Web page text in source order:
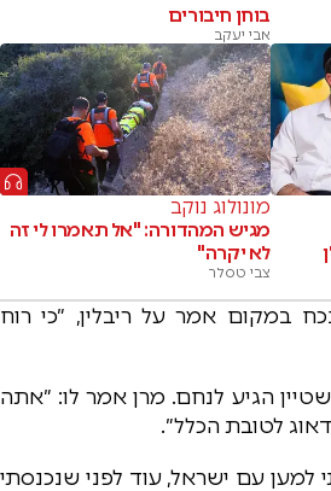
בוחן חיבורים
אבי יעקב
מונולוג נוקב
מגיש המהדורה: "אל תאמרו לי זה
לא יקרה"
צבי טסלר
במקום אמר על ריבלין, ״כי רוח
הגיע לנחם. מרן אמר לו: ״אתה
לטובת הכלל״.
למען עם ישראל, עוד לפני שנכנסתי